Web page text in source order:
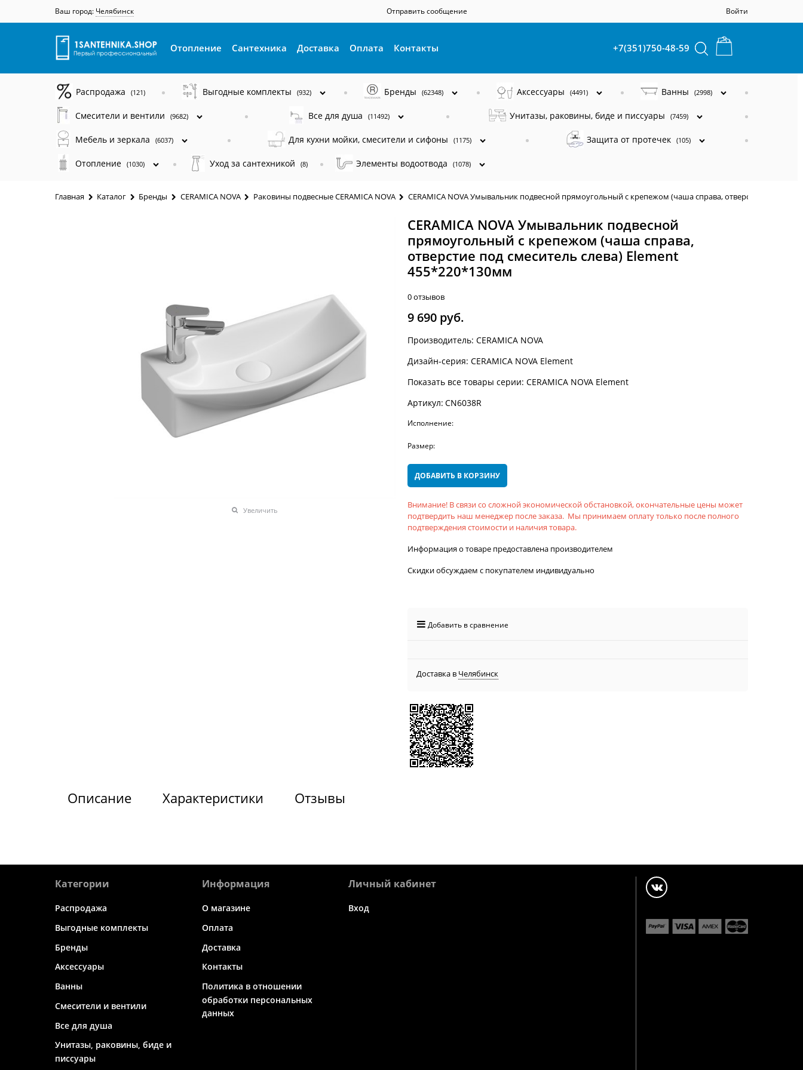
Ваш город: Челябинск Отправить сообщение Войти
Отопление Сантехника Доставка Оплата Контакты +7(351)750-48-59
Распродажа (121) Выгодные комплекты (932) Бренды (62348) Аксессуары (4491) Ванны (2998)
Смесители и вентили (9682) Все для душа (11492) Унитазы, раковины, биде и писсуары (7459)
Мебель и зеркала (6037) Для кухни мойки, смесители и сифоны (1175) Защита от протечек (105)
Отопление (1030) Уход за сантехникой (8) Элементы водоотвода (1078)
Главная Каталог Бренды CERAMICA NOVA Раковины подвесные CERAMICA NOVA CERAMICA NOVA Умывальник подвесной прямоугольный с крепежом (чаша справа, отверстие под
Увеличить
CERAMICA NOVA Умывальник подвесной
прямоугольный с крепежом (чаша справа,
отверстие под смеситель слева) Element
455*220*130мм
0 отзывов
9 690 руб.
Производитель: CERAMICA NOVA
Дизайн-серия: CERAMICA NOVA Element
Показать все товары серии: CERAMICA NOVA Element
Артикул: CN6038R
Исполнение:
Размер:
ДОБАВИТЬ В КОРЗИНУ
Внимание! В связи со сложной экономической обстановкой, окончательные цены может
подтвердить наш менеджер после заказа. Мы принимаем оплату только после полного
подтверждения стоимости и наличия товара.
Информация о товаре предоставлена производителем
Скидки обсуждаем с покупателем индивидуально
Добавить в сравнение
Доставка в Челябинск
Описание Характеристики Отзывы
Категории
Распродажа
Выгодные комплекты
Бренды
Аксессуары
Ванны
Смесители и вентили
Все для душа
Унитазы, раковины, биде и
писсуары
Информация
О магазине
Оплата
Доставка
Контакты
Политика в отношении
обработки персональных
данных
Личный кабинет
Вход